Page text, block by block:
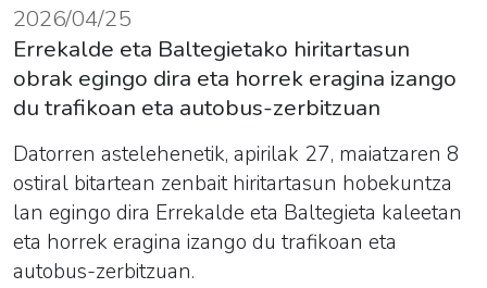
2026/04/25
Errekalde eta Baltegietako hiritartasun
obrak egingo dira eta horrek eragina izango
du trafikoan eta autobus-zerbitzuan
Datorren astelehenetik, apirilak 27, maiatzaren 8
ostiral bitartean zenbait hiritartasun hobekuntza
lan egingo dira Errekalde eta Baltegieta kaleetan
eta horrek eragina izango du trafikoan eta
autobus-zerbitzuan.